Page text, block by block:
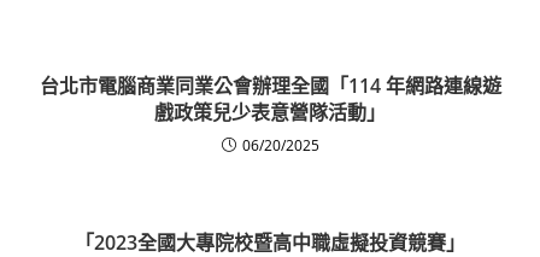
台北市電腦商業同業公會辦理全國「114 年網路連線遊
戲政策兒少表意營隊活動」
06/20/2025
「2023全國大專院校暨高中職虛擬投資競賽」